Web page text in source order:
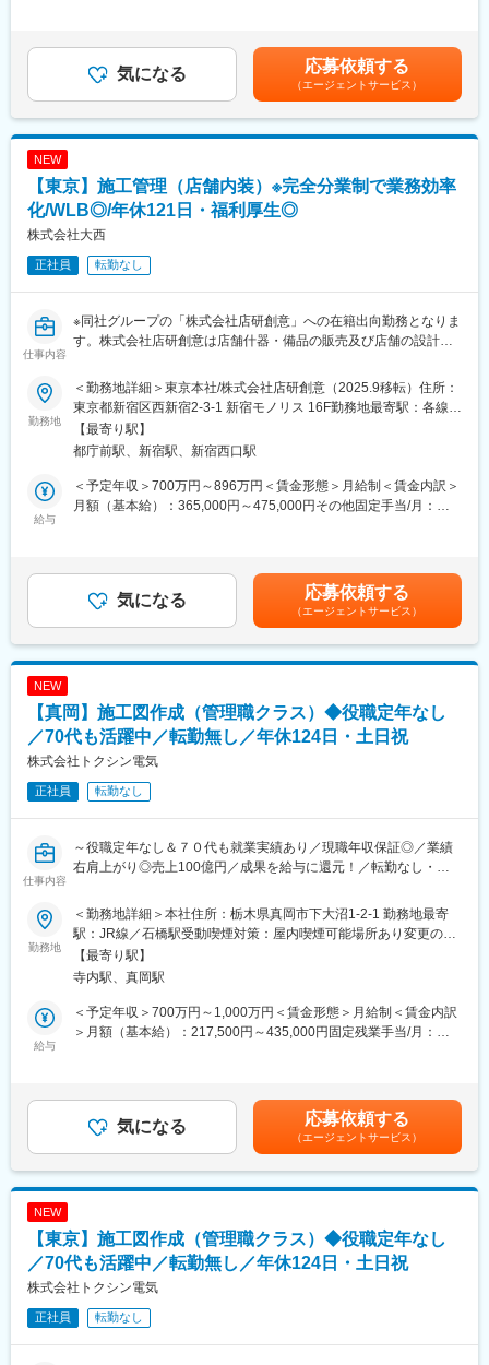
【多様なキャリア形成が可能◎】
マネジメントコース／プロフェッショナルコース等、複数の人事
制度コースを用意しているため、管理職でないと給与が上がらな
事が可能です。また、在宅ワークや時間単位の有給取得、フレッ
・ヴィラや宿泊施設等の建築設計（意匠設計・構造設計など）
・建築確認申請等、各種許認可関連の書類作成および提出
・構造計画および構造計算業務
・建築プロジェクト全体の技術的支援や問題解決
■組織構成
13名の組織で、建築部は1名在籍。平均年齢50代で豊富な経験者
が多く在籍。少数精鋭のため、裁量も大きいです。
企画段階から竣工・引き渡しまで一気通貫で携われるため、専門
性を高めながらやりがいを実感できます。資格手当や正社員登用
■教育体制
OJT中心ですが、経験者同士のノウハウ共有や資格取得支援も充
実。スキルアップが目指せる環境です。
■就業環境
マイカー通勤可。働きやすさを重視し、各種手当や福利厚生も充
定成長企業です。
平均2ヶ月分）。昇給は毎年3月に決定し4月より調整。賃金はあ
くまでも目安の金額であり、選考を通じて上下する可能性があり
ます。月給(月額)は固定手当を含めた表記です。
気になる 応募依頼する
（エージェントサービス）
NEW
【東京】施工管理（店舗内装）※完全分業制で業務効率
化/WLB◎/年休121日・福利厚生◎
株式会社大西
正社員 転勤なし
仕事内容
※同社グループの「株式会社店研創意」への在籍出向勤務となりま
す。株式会社店研創意は店舗什器・備品の販売及び店舗の設計・
■職務内容：
「株式会社店研創意」での勤務となり、商業施設（アパレル・雑
貨・ドラックストア・飲食店など）などの内装施工管理業務を担
当いただきます。
■業務詳細
・設計/積算/営業担当者との打ち合わせ
・予算・原価管理
・現場進捗の工程管理
・仕上がりの品質管理
当者を設けているおりますので施工管理としての仕事を全うして
いただけます。
■組織構成
事業部全体：63名（営業、施工管理、設計、積算で分かれていま
■就労環境
・複数案件を同時に進捗管理していただき、通常２～３件（年間
50件程度）をお任せします。外部業者やディベロッパーとの折衝
もお任せします。
〇働き方
・現場での実働は基本的に外部業者へお任せします。1案件につき
３～４回程度現場入りを行いますので内勤業務も多いです。
〇取り扱い案件と担当エリア
・アパレル雑貨等の物販店、ドラッグストアなどの量販店、飲食
店などがメイン。担当エリアは東日本（東京）西日本（大阪）で
エリアで担当案件を回るケースもあります。
同社は90年以上の歴史を持つ衣料品の卸問屋で、現在はオフィス
内装や店舗作りのサポートなど幅広い事業を展開しています。長
年培った流通ノウハウを駆使して全国の小売店の発展に貢献して
ア形成が可能です。
勤務地
＜勤務地詳細＞東京本社/株式会社店研創意（2025.9移転）住所：
東京都新宿区西新宿2-3-1 新宿モノリス 16F勤務地最寄駅：各線／
新宿駅受動喫煙対策：敷地内喫煙可能場所あり変更の範囲：会社
の定める事業所
【最寄り駅】
都庁前駅、新宿駅、新宿西口駅
給与
＜予定年収＞700万円～896万円＜賃金形態＞月給制＜賃金内訳＞
月額（基本給）：365,000円～475,000円その他固定手当/月：
当、施工管理手当 住宅手当)■給与改定：年1回（3月）■賞与：年
2回（6月、12月）基本給の約1.5か月分／回■資格手当あり（1級
建築士・監理技術者・1級建築施工管理技士・第1種衛星管理者）
賃金はあくまでも目安の金額であり、選考を通じて上下する可能
性があります。月給(月額)は固定手当を含めた表記です。
気になる 応募依頼する
（エージェントサービス）
NEW
【真岡】施工図作成（管理職クラス）◆役職定年なし
／70代も活躍中／転勤無し／年休124日・土日祝
株式会社トクシン電気
正社員 転勤なし
仕事内容
～役職定年なし＆７０代も就業実績あり／現職年収保証◎／業績
右肩上がり◎売上100億円／成果を給与に還元！／転勤なし・年
■募集背景：
業績好調及び更なる顧客満足、働き方改善のため、「施工図作成
チーム」を発足。経験を活かし長く働きたいメンバーを募集しま
す。
■業務内容：
ヤマダ電機など、商業施設の電気工事の施工図作成を担当してい
や打合せ業務を行っていただく場合もあります。ゆくゆくは、作
図者の図面チェック・指導を含めた管理職としての業務をお任せ
したいと考えております。
を超える歴史の中で培った高い技術力とノウハウにより、絶えず
変化が生まれる社会のニーズやお客様のご要望にお応えしてきて
おり、現在では電気・設備ともに全国施工に対応している国内随
一の独立系企業です。近年では世界初の真空スプリンクラーの開
発や再生エネルギー事業にも取り組んでおり、さらなる企業価値
勤務地
＜勤務地詳細＞本社住所：栃木県真岡市下大沼1-2-1 勤務地最寄
駅：JR線／石橋駅受動喫煙対策：屋内喫煙可能場所あり変更の範
囲：無
【最寄り駅】
寺内駅、真岡駅
給与
＜予定年収＞700万円～1,000万円＜賃金形態＞月給制＜賃金内訳
＞月額（基本給）：217,500円～435,000円固定残業手当/月：
賞与：年2回（7月・12月）※別途決算賞与あり（直近3年実績あ
り）■昇給：年1回（4月） ※処遇はご経験・スキルに応じて決定
します賃金はあくまでも目安の金額であり、選考を通じて上下す
る可能性があります。月給(月額)は固定手当を含めた表記です。
気になる 応募依頼する
（エージェントサービス）
NEW
【東京】施工図作成（管理職クラス）◆役職定年なし
／70代も活躍中／転勤無し／年休124日・土日祝
株式会社トクシン電気
正社員 転勤なし